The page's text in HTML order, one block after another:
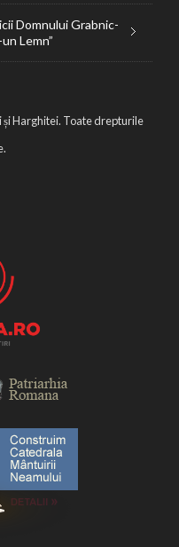
Domnului Grabnic-
Lemn”
Harghitei. Toate drepturile